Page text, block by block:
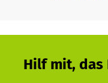
Hilf mit, das